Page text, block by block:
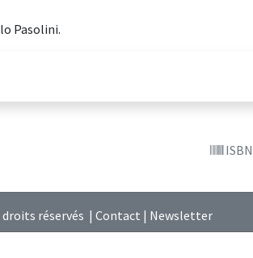
Pasolini.
droits réservés | Contact | Newsletter